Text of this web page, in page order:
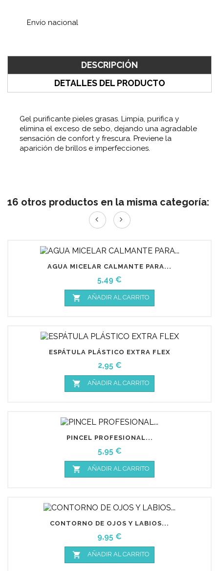
Envío nacional
DESCRIPCIÓN
DETALLES DEL PRODUCTO
Gel purificante pieles grasas. Limpia, purifica y
elimina el exceso de sebo, dejando una agradable
sensación de confort y frescura. Previene la
aparición de brillos e imperfecciones.
16 otros productos en la misma categoría:
AGUA MICELAR CALMANTE PARA...
Precio
5,49 €
 AÑADIR AL CARRITO
ESPÁTULA PLÁSTICO EXTRA FLEX
Precio
2,95 €
 AÑADIR AL CARRITO
PINCEL PROFESIONAL...
Precio
5,95 €
 AÑADIR AL CARRITO
CONTORNO DE OJOS Y LABIOS...
Precio
9,95 €
 AÑADIR AL CARRITO